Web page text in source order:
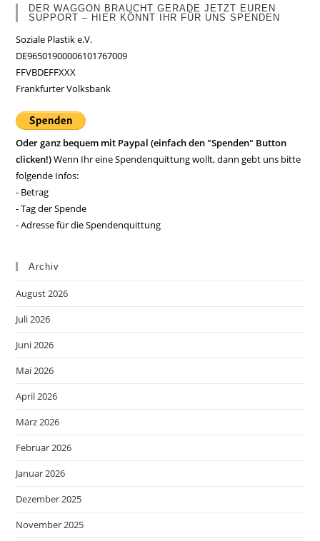
DER WAGGON BRAUCHT GERADE JETZT EUREN
SUPPORT – HIER KÖNNT IHR FÜR UNS SPENDEN
Soziale Plastik e.V.
DE96501900006101767009
FFVBDEFFXXX
Frankfurter Volksbank
Oder ganz bequem mit Paypal (einfach den "Spenden" Button
clicken!)Wenn Ihr eine Spendenquittung wollt, dann gebt uns bitte
folgende Infos:
- Betrag
- Tag der Spende
- Adresse für die Spendenquittung
Archiv
August 2026
Juli 2026
Juni 2026
Mai 2026
April 2026
März 2026
Februar 2026
Januar 2026
Dezember 2025
November 2025